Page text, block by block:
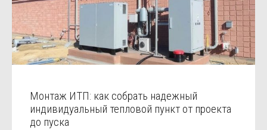
Монтаж ИТП: как собрать надежный
индивидуальный тепловой пункт от проекта
до пуска